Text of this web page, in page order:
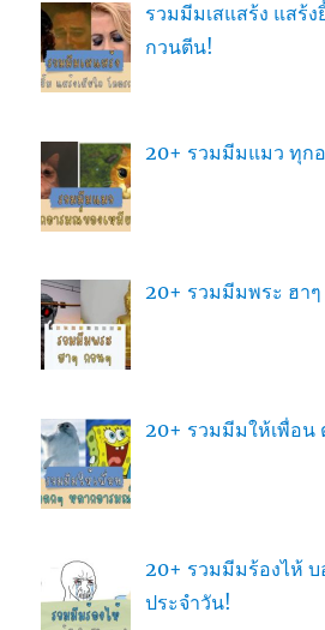
รวมมีมเสแสร้ง แสร้ง
กวนตีน!
20+ รวมมีมแมว ทุก
20+ รวมมีมพระ ฮา
20+ รวมมีมให้เพื่อ
20+ รวมมีมร้องไห้
ประจำวัน!